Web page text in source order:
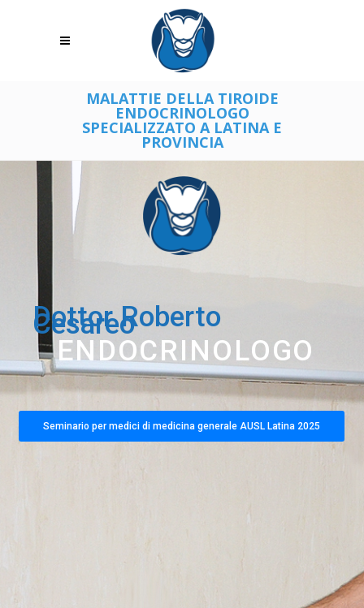
MALATTIE DELLA TIROIDE
ENDOCRINOLOGO
SPECIALIZZATO A LATINA E
PROVINCIA
Dottor Roberto
Cesareo
ENDOCRINOLOGO
Seminario per medici di medicina generale AUSL Latina 2025